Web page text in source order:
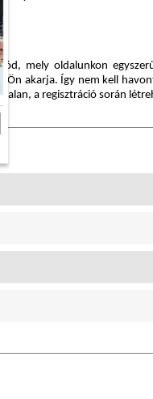
mely oldalunkon
Ön akarja. Így nem kell
a regisztráció során